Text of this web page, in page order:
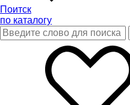
Поитск
по каталогу